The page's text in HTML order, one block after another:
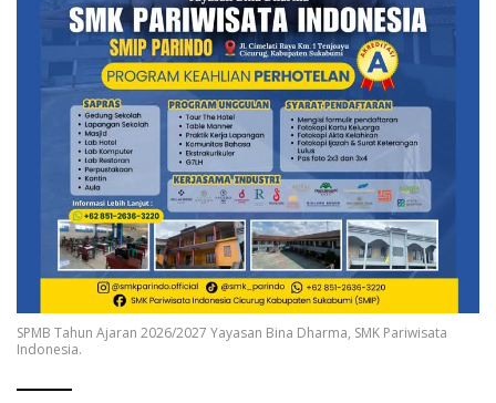
SPMB Tahun Ajaran 2026/2027 Yayasan Bina Dharma, SMK Pariwisata
Indonesia.